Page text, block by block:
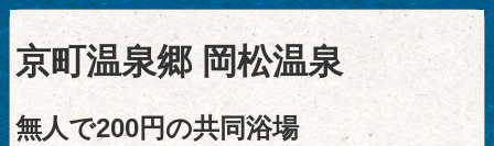
京町温泉郷 岡松温泉
無人で200円の共同浴場